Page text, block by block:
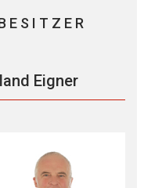
E S I T Z E R
Eigner